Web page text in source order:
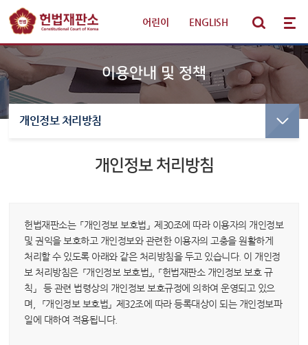
어린이 ENGLISH
선고·변론사건
만화로 보는 결정
변론사건
변론일정
변론목록
참여·소통
알림·소식
이용안내 및 정책
개인정보 처리방침
개인정보 처리방침
헌법재판소는 「개인정보 보호법」 제30조에 따라 이용자의 개인정보
및 권익을 보호하고 개인정보와 관련한 이용자의 고충을 원활하게
처리할 수 있도록 아래와 같은 처리방침을 두고 있습니다. 이 개인정
보 처리방침은 「개인정보 보호법」, 「헌법재판소 개인정보 보호 규
칙」 등 관련 법령상의 개인정보 보호규정에 의하여 운영되고 있으
며, 「개인정보 보호법」 제32조에 따라 등록대상이 되는 개인정보파
일에 대하여 적용됩니다.